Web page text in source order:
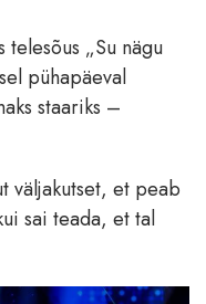
„Su nägu
pühapäeval
staariks –
väljakutset, et peab
sai teada, et tal